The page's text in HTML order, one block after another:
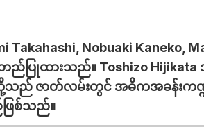
Takahashi, Nobuaki Kaneko,
ပြုထားသည်။ Toshizo Hijikata
ည် ဇာတ်လမ်းတွင် အဓိကအခန်းကဏ္ဍမှ
ြစ်သည်။